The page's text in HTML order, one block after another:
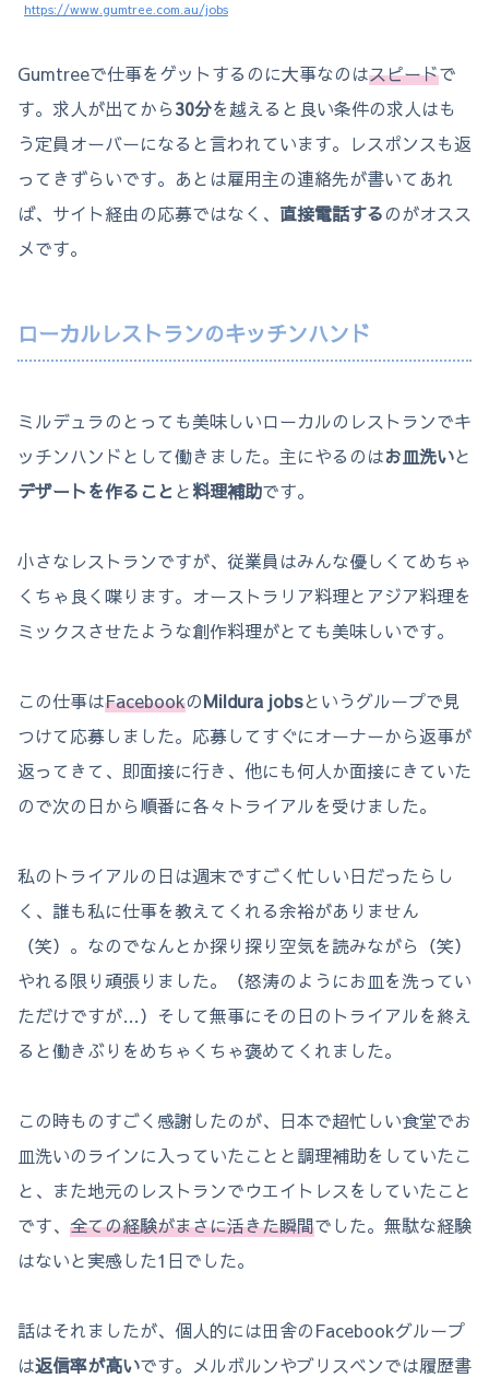
https://www.gumtree.com.au/jobs
Gumtreeで仕事をゲットするのに大事なのはスピードで
す。求人が出てから30分を越えると良い条件の求人はも
う定員オーバーになると言われています。レスポンスも返
ってきずらいです。あとは雇用主の連絡先が書いてあれ
ば、サイト経由の応募ではなく、 直接電話するのがオスス
メです。
ローカルレストランのキッチンハンド
ミルデュラのとっても美味しいローカルのレストランでキ
ッチンハンドとして働きました。主にやるのはお皿洗いと
デザートを作ることと料理補助です。
小さなレストランですが、従業員はみんな優しくてめちゃ
くちゃ良く喋ります。オーストラリア料理とアジア料理を
ミックスさせたような創作料理がとても美味しいです。
この仕事はFacebookのMildura jobsというグループで見
つけて応募しました。応募してすぐにオーナーから返事が
返ってきて、即面接に行き、他にも何人か面接にきていた
ので次の日から順番に各々トライアルを受けました。
私のトライアルの日は週末ですごく忙しい日だったらし
く、誰も私に仕事を教えてくれる余裕がありません
（笑）。なのでなんとか探り探り空気を読みながら（笑）
やれる限り頑張りました。（怒涛のようにお皿を洗ってい
ただけですが…）そして無事にその日のトライアルを終え
ると働きぶりをめちゃくちゃ褒めてくれました。
この時ものすごく感謝したのが、日本で超忙しい食堂でお
皿洗いのラインに入っていたことと調理補助をしていたこ
と、また地元のレストランでウエイトレスをしていたこと
です、 全ての経験がまさに活きた瞬間でした。無駄な経験
はないと実感した1日でした。
話はそれましたが、個人的には田舎のFacebookグループ
は返信率が高いです。メルボルンやブリスベンでは履歴書